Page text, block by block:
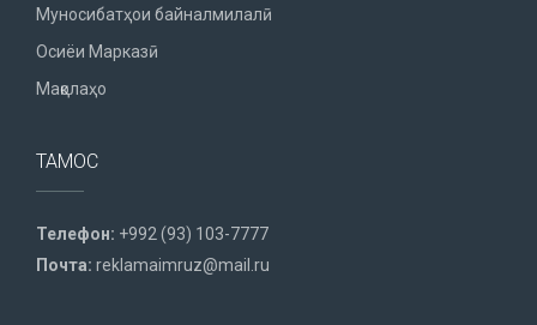
Муносибатҳои байналмилалӣ
Осиёи Марказӣ
Мақолаҳо
ТАМОС
Телефон: +992 (93) 103-7777
Почта: reklamaimruz@mail.ru